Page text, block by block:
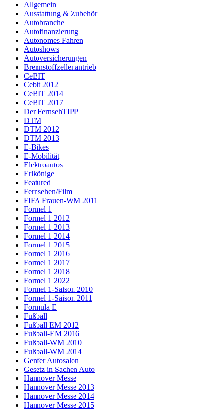
Allgemein
Ausstattung & Zubehör
Autobranche
Autofinanzierung
Autonomes Fahren
Autoshows
Autoversicherungen
Brennstoffzellenantrieb
CeBIT
Cebit 2012
CeBIT 2014
CeBIT 2017
Der FernsehTIPP
DTM
DTM 2012
DTM 2013
E-Bikes
E-Mobilität
Elektroautos
Erlkönige
Featured
Fernsehen/Film
FIFA Frauen-WM 2011
Formel 1
Formel 1 2012
Formel 1 2013
Formel 1 2014
Formel 1 2015
Formel 1 2016
Formel 1 2017
Formel 1 2018
Formel 1 2022
Formel 1-Saison 2010
Formel 1-Saison 2011
Formula E
Fußball
Fußball EM 2012
Fußball-EM 2016
Fußball-WM 2010
Fußball-WM 2014
Genfer Autosalon
Gesetz in Sachen Auto
Hannover Messe
Hannover Messe 2013
Hannover Messe 2014
Hannover Messe 2015